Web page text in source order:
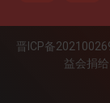
晋ICP备
益会捐